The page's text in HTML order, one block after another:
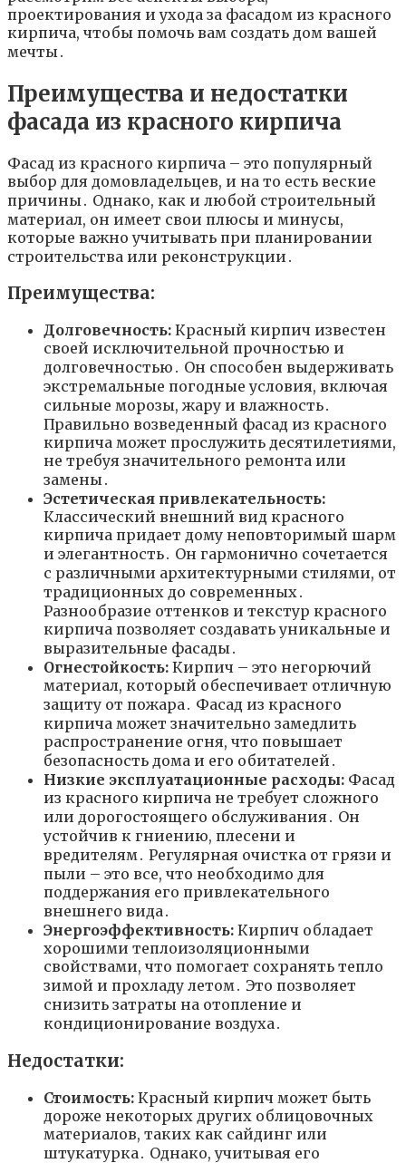
проектирования и ухода за фасадом из красного
кирпича, чтобы помочь вам создать дом вашей
мечты․
Преимущества и недостатки
фасада из красного кирпича
Фасад из красного кирпича – это популярный
выбор для домовладельцев, и на то есть веские
причины․ Однако, как и любой строительный
материал, он имеет свои плюсы и минусы,
которые важно учитывать при планировании
строительства или реконструкции․
Преимущества:
Долговечность: Красный кирпич известен
своей исключительной прочностью и
долговечностью․ Он способен выдерживать
экстремальные погодные условия, включая
сильные морозы, жару и влажность․
Правильно возведенный фасад из красного
кирпича может прослужить десятилетиями,
не требуя значительного ремонта или
замены․
Эстетическая привлекательность:
Классический внешний вид красного
кирпича придает дому неповторимый шарм
и элегантность․ Он гармонично сочетается
с различными архитектурными стилями, от
традиционных до современных․
Разнообразие оттенков и текстур красного
кирпича позволяет создавать уникальные и
выразительные фасады․
Огнестойкость: Кирпич – это негорючий
материал, который обеспечивает отличную
защиту от пожара․ Фасад из красного
кирпича может значительно замедлить
распространение огня, что повышает
безопасность дома и его обитателей․
Низкие эксплуатационные расходы: Фасад
из красного кирпича не требует сложного
или дорогостоящего обслуживания․ Он
устойчив к гниению, плесени и
вредителям․ Регулярная очистка от грязи и
пыли – это все, что необходимо для
поддержания его привлекательного
внешнего вида․
Энергоэффективность: Кирпич обладает
хорошими теплоизоляционными
свойствами, что помогает сохранять тепло
зимой и прохладу летом․ Это позволяет
снизить затраты на отопление и
кондиционирование воздуха․
Недостатки:
Стоимость: Красный кирпич может быть
дороже некоторых других облицовочных
материалов, таких как сайдинг или
штукатурка․ Однако, учитывая его